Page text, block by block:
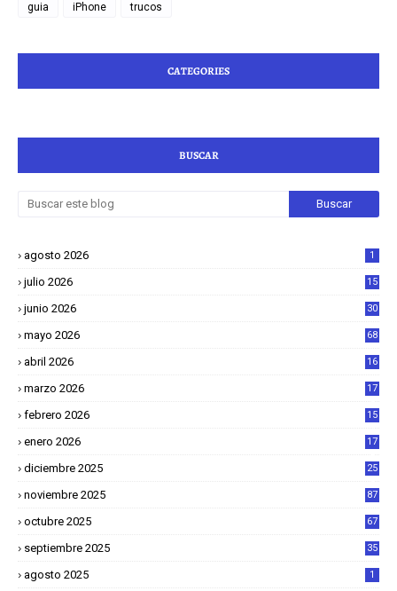
guia iPhone trucos
CATEGORIES
BUSCAR
agosto 2026 1
julio 2026 15
junio 2026 30
mayo 2026 68
abril 2026
16
marzo 2026
17
febrero 2026
15
enero 2026
17
diciembre 2025
25
noviembre 2025 87
octubre 2025 67
septiembre 2025 35
agosto 2025 1